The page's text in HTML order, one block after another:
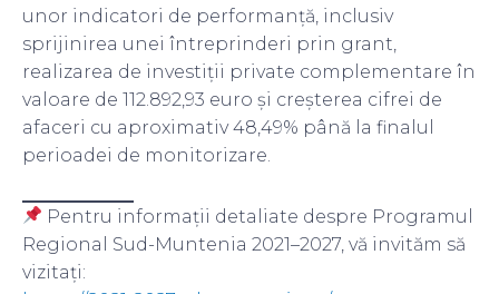
unor indicatori de performanță, inclusiv
sprijinirea unei întreprinderi prin grant,
realizarea de investiții private complementare în
valoare de 112.892,93 euro și creșterea cifrei de
afaceri cu aproximativ 48,49% până la finalul
perioadei de monitorizare.
Pentru informații detaliate despre Programul
Regional Sud-Muntenia 2021–2027, vă invităm să
vizitați: